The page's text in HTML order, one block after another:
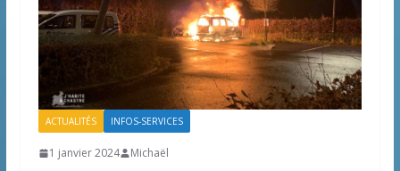
ACTUALITÉS INFOS-SERVICES
1 janvier 2024 Michaël